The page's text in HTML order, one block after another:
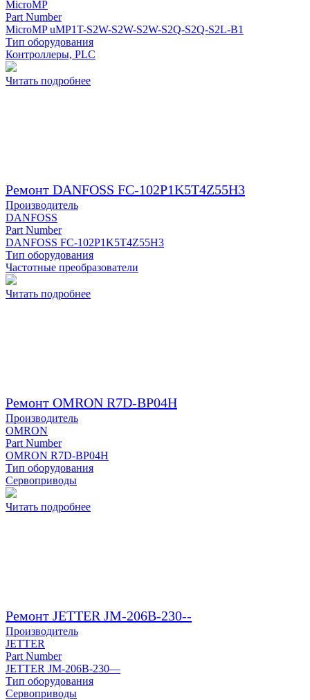
MicroMP
Part Number
MicroMP uMP1T-S2W-S2W-S2W-S2Q-S2Q-S2L-B1
Тип оборудования
Контроллеры, PLC
Читать подробнее
Ремонт DANFOSS FC-102P1K5T4Z55H3
Производитель
DANFOSS
Part Number
DANFOSS FC-102P1K5T4Z55H3
Тип оборудования
Частотные преобразователи
Читать подробнее
Ремонт OMRON R7D-BP04H
Производитель
OMRON
Part Number
OMRON R7D-BP04H
Тип оборудования
Сервоприводы
Читать подробнее
Ремонт JETTER JM-206B-230--
Производитель
JETTER
Part Number
JETTER JM-206B-230—
Тип оборудования
Сервоприводы